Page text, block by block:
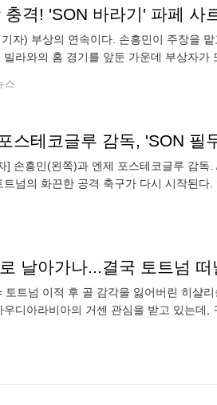
충격! 'SON 바라기' 파페
자) 부상의 연속이다. 손흥민이 주장을
라와의 홈 경기를 앞둔 가운데 부상자
스
스테코글루 감독, 'SON 필
] 손흥민(왼쪽)과 엔제 포스테코글루 감독
넘의 화끈한 공격 축구가 다시 시작된다
로 날아가나...결국 토트넘
토트넘 이적 후 골 감각을 잃어버린 히샬
디아라비아의 거센 관심을 받고 있는데,